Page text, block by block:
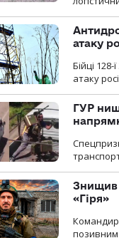
атаку
Бійці
атаку
ГУР
Знищив
«Гіря»
Командир
позивним